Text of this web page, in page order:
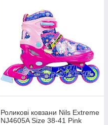
Роликові ковзани Nils Extreme
NJ4605A Size 38-41 Pink